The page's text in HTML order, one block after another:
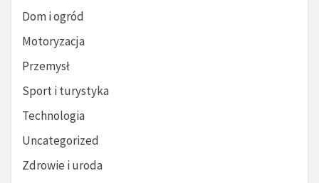
Dom i ogród
Motoryzacja
Przemysł
Sport i turystyka
Technologia
Uncategorized
Zdrowie i uroda